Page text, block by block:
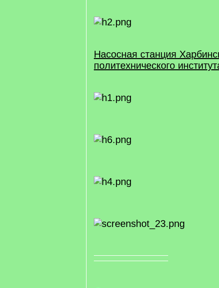
Насосная станция
политехнического